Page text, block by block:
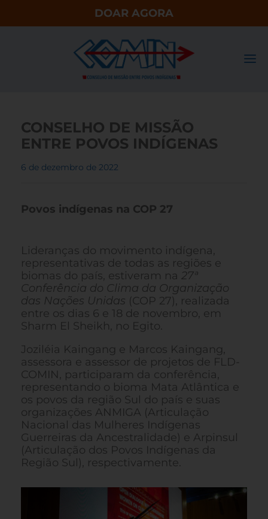
DOAR AGORA
CONSELHO DE MISSÃO
ENTRE POVOS INDÍGENAS
6 de dezembro de 2022
Povos indígenas na COP 27
Lideranças do movimento indígena,
representativas de todas as regiões e
biomas do país, estiveram na 27ª
Conferência do Clima da Organização
das Nações Unidas (COP 27), realizada
entre os dias 6 e 18 de novembro, em
Sharm El Sheikh, no Egito.
Joziléia Kaingang e Marcos Kaingang,
assessora e assessor de projetos de FLD-
COMIN, participaram da conferência,
representando o bioma Mata Atlântica e
os povos da região Sul do país e suas
organizações ANMIGA (Articulação
Nacional das Mulheres Indígenas
Guerreiras da Ancestralidade) e Arpinsul
(Articulação dos Povos Indígenas da
Região Sul), respectivamente.